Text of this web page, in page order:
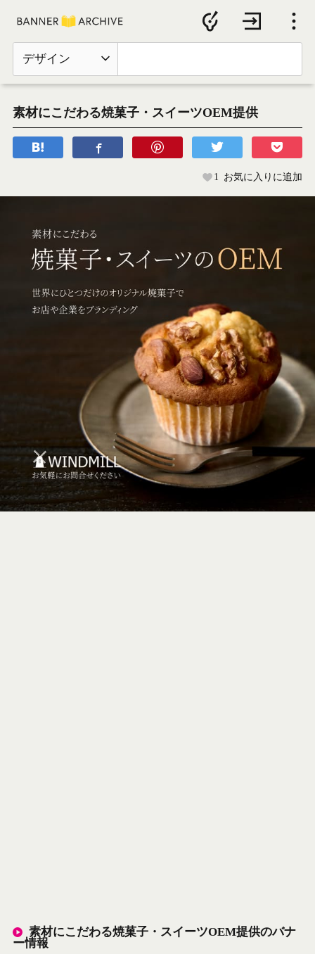
デザイン
素材にこだわる焼菓子・スイーツOEM提供
1 お気に入りに追加
素材にこだわる焼菓子・スイーツOEM提供のバナ
ー情報